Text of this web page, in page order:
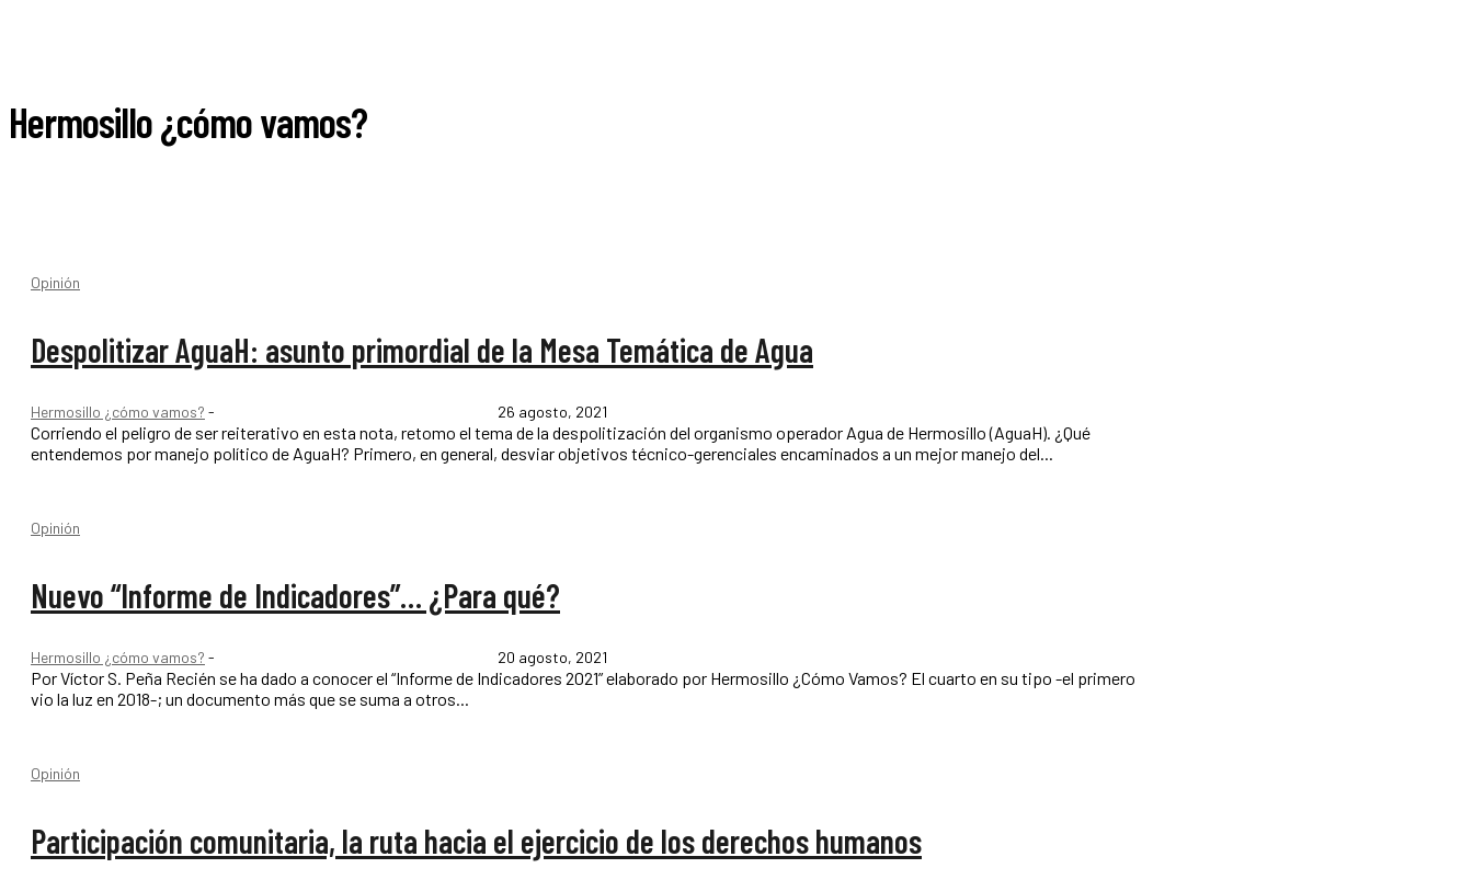
Hermosillo ¿cómo vamos?
Opinión
Despolitizar AguaH: asunto primordial de la Mesa Temática de Agua
Hermosillo ¿cómo vamos? - 26 agosto, 2021
Corriendo el peligro de ser reiterativo en esta nota, retomo el tema de la despolitización del organismo operador Agua de Hermosillo (AguaH). ¿Qué
entendemos por manejo político de AguaH? Primero, en general, desviar objetivos técnico-gerenciales encaminados a un mejor manejo del...
Opinión
Nuevo “Informe de Indicadores”… ¿Para qué?
Hermosillo ¿cómo vamos? - 20 agosto, 2021
Por Víctor S. Peña Recién se ha dado a conocer el “Informe de Indicadores 2021” elaborado por Hermosillo ¿Cómo Vamos? El cuarto en su tipo -el primero
vio la luz en 2018-; un documento más que se suma a otros...
Opinión
Participación comunitaria, la ruta hacia el ejercicio de los derechos humanos